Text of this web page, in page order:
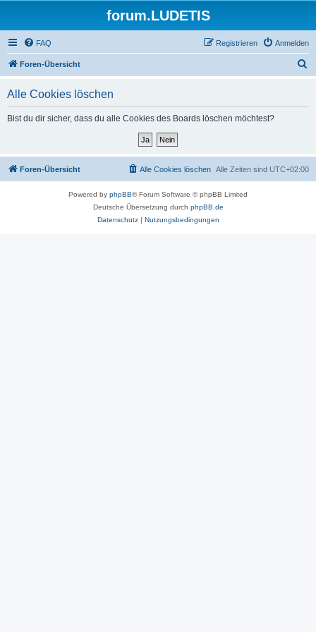
forum.LUDETIS
FAQ Anmelden
Registrieren
Foren-Übersicht
Alle Cookies löschen
Bist du dir sicher, dass du alle Cookies des Boards löschen möchtest?
Foren-Übersicht Alle Zeiten sind UTC+02:00
Alle Cookies löschen
Powered by phpBB® Forum Software © phpBB Limited
Deutsche Übersetzung durch phpBB.de
Datenschutz| Nutzungsbedingungen